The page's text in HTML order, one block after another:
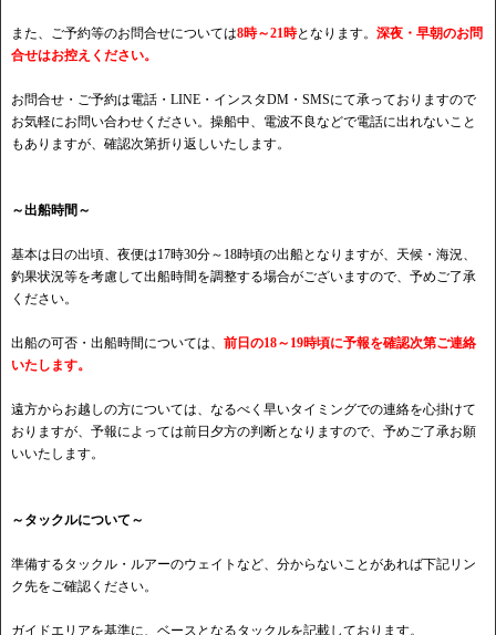
また、ご予約等のお問合せについては8時～21時となります。 深夜・早朝のお問
合せはお控えください。
お問合せ・ご予約は電話・LINE・インスタDM・SMSにて承っておりますので
お気軽にお問い合わせください。操船中、電波不良などで電話に出れないこと
もありますが、確認次第折り返しいたします。
～出船時間～
基本は日の出頃、夜便は17時30分～18時頃の出船となりますが、天候・海況、
釣果状況等を考慮して出船時間を調整する場合がございますので、予めご了承
ください。
出船の可否・出船時間については、 前日の18～19時頃に予報を確認次第ご連絡
いたします。
遠方からお越しの方については、なるべく早いタイミングでの連絡を心掛けて
おりますが、予報によっては前日夕方の判断となりますので、予めご了承お願
いいたします。
～タックルについて～
準備するタックル・ルアーのウェイトなど、分からないことがあれば下記リン
ク先をご確認ください。
ガイドエリアを基準に、ベースとなるタックルを記載しております。